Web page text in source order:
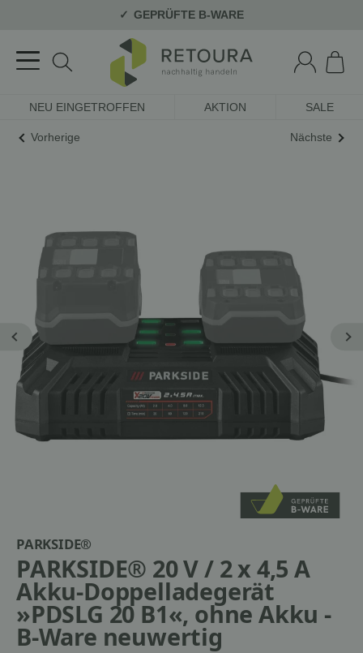
GEPRÜFTE B-WARE
NEU EINGETROFFEN AKTION SALE
Vorherige Nächste
PARKSIDE®
PARKSIDE® 20 V / 2 x 4,5 A
Akku-Doppelladegerät
»PDSLG 20 B1«, ohne Akku -
B-Ware neuwertig